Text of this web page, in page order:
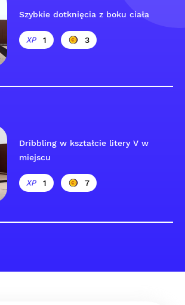
Szybkie dotknięcia z boku ciała
1 3
Dribbling w kształcie litery V w
miejscu
1 7